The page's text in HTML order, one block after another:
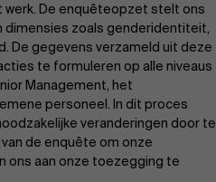
De enquêteopzet stelt ons
dimensies zoals genderidentiteit,
De gegevens verzameld uit deze
te formuleren op alle niveaus
Management, het
personeel. In dit proces
veranderingen door te
de enquête om onze
ons aan onze toezegging te